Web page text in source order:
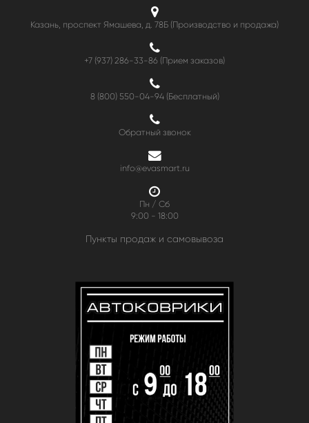
Казань, проспект Ямашева, д. 78Б (Производство и продажа)
+7 (937) 286-33-86 (Прием заказов)
8 (800) 550-04-94(Бесплатный)
Обратный звонок
info@evasmart.ru
Пн / Сб
9:00 - 18:00
Пункты продаж и самовывоза